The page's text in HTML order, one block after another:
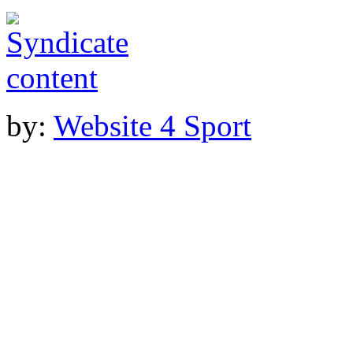
by: Website 4 Sport